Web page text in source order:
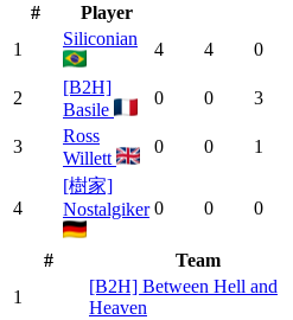
#
Player
1
Siliconian
4 4 0
2
[B2H]
Basile
0 0 3
3
Ross
Willett
0 0 1
4
[樹家]
Nostalgiker 0 0 0
# Team
1
[B2H] Between Hell and
Heaven